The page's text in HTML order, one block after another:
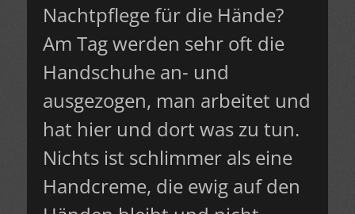
Nachtpflege für die Hände?
Am Tag werden sehr oft die
Handschuhe an- und
ausgezogen, man arbeitet und
hat hier und dort was zu tun.
Nichts ist schlimmer als eine
Handcreme, die ewig auf den